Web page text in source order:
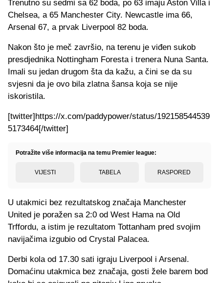
Trenutno su sedmi sa 62 boda, po 63 imaju Aston Villa i
Chelsea, a 65 Manchester City. Newcastle ima 66,
Arsenal 67, a prvak Liverpool 82 boda.
Nakon što je meč završio, na terenu je viđen sukob
presdjednika Nottingham Foresta i trenera Nuna Santa.
Imali su jedan drugom šta da kažu, a čini se da su
svjesni da je ovo bila zlatna šansa koja se nije
iskoristila.
[twitter]https://x.com/paddypower/status/192158544539
5173464[/twitter]
Potražite više informacija na temu Premier league:
VIJESTI TABELA RASPORED
U utakmici bez rezultatskog značaja Manchester
United je poražen sa 2:0 od West Hama na Old
Trffordu, a istim je rezultatom Tottanham pred svojim
navijačima izgubio od Crystal Palacea.
Derbi kola od 17.30 sati igraju Liverpool i Arsenal.
Domaćinu utakmica bez značaja, gosti žele barem bod